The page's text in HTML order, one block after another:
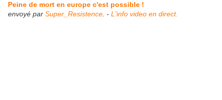
Peine de mort en europe c'est possible !
envoyé par Super_Resistence . - L'info video en direct.